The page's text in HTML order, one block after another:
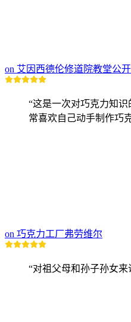
on 艾因西德伦修道院教堂公
“这是一次对巧克力知
常喜欢自己动手制作巧
on 巧克力工厂弗劳维尔
“对祖父母和孙子孙女来